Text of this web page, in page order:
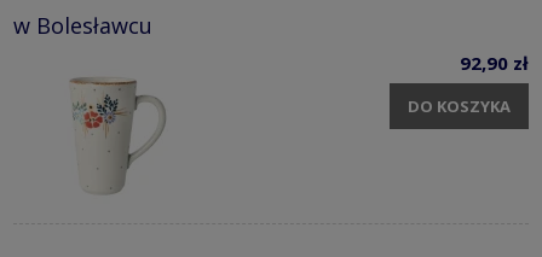
w Bolesławcu
92,90 zł
DO KOSZYKA